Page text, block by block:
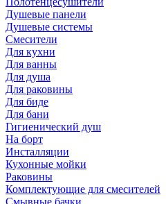
Душевые панели
Душевые системы
Смесители
Для кухни
Для ванны
Для душа
Для раковины
Для биде
Для бани
Гигиенический душ
На борт
Инсталляции
Кухонные мойки
Раковины
Комплектующие для смесителей
Смывные бачки